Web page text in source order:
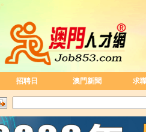
招聘日 澳門新聞 求